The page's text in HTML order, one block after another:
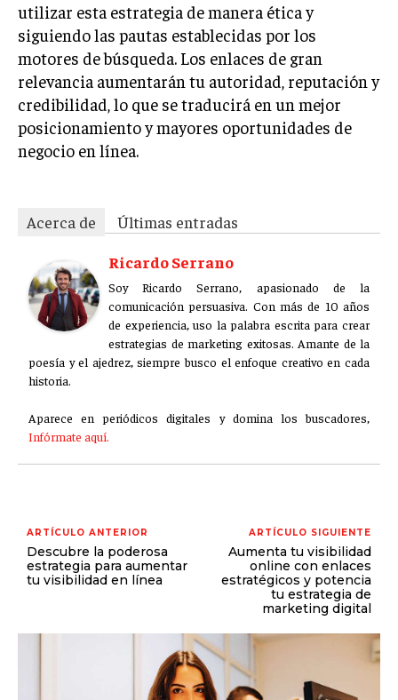
utilizar esta estrategia de manera ética y
siguiendo las pautas establecidas por los
motores de búsqueda. Los enlaces de gran
relevancia aumentarán tu autoridad, reputación y
credibilidad, lo que se traducirá en un mejor
posicionamiento y mayores oportunidades de
negocio en línea.
Acerca de
Últimas entradas
Ricardo Serrano
Soy Ricardo Serrano, apasionado de la
comunicación persuasiva. Con más de 10 años
de experiencia, uso la palabra escrita para crear
estrategias de marketing exitosas. Amante de la
poesía y el ajedrez, siempre busco el enfoque creativo en cada
historia.
Aparece en periódicos digitales y domina los buscadores,
Infórmate aquí.
ARTÍCULO ANTERIOR
Descubre la poderosa
estrategia para aumentar
tu visibilidad en línea
ARTÍCULO SIGUIENTE
Aumenta tu visibilidad
online con enlaces
estratégicos y potencia
tu estrategia de
marketing digital